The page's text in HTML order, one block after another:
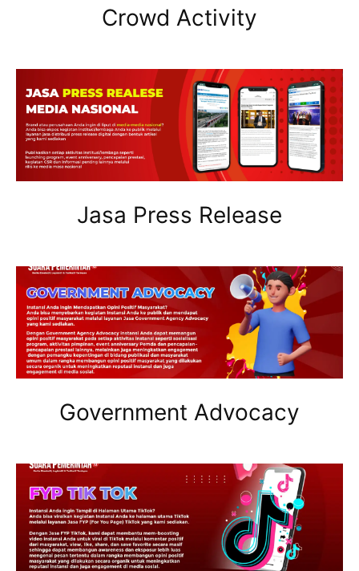
Crowd Activity
Jasa Press Release
Government Advocacy